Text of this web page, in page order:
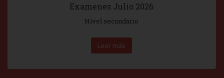
Examenes Julio 2026
Nivel secundario
Leer más